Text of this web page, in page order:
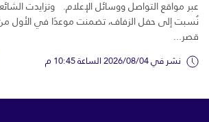
عبر مواقع التواصل ووسائل الإعلام. وتزايدت
نُسبت إلى حفل الزفاف، تضمنت موعدًا في
قصر...
نشر في 2026/08/04 الساعة 10:45 م